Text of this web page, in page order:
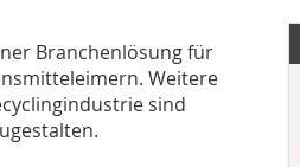
Branchenlösung für
Weitere
sind